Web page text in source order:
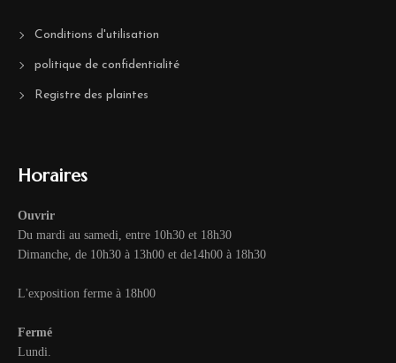
Conditions d'utilisation
politique de confidentialité
Registre des plaintes
Horaires
Ouvrir
Du mardi au samedi, entre 10h30 et 18h30
Dimanche, de 10h30 à 13h00 et de14h00 à 18h30
L'exposition ferme à 18h00
Fermé
Lundi.